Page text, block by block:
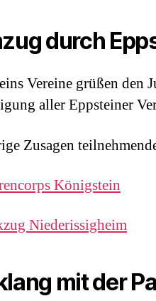
durch
Vereine grüßen den
aller Eppsteiner
Zusagen
Königstein
Niederissigheim
mit der